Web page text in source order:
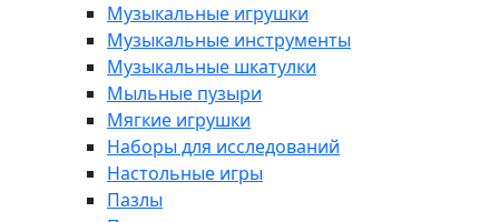
Музыкальные игрушки
Музыкальные инструменты
Музыкальные шкатулки
Мыльные пузыри
Мягкие игрушки
Наборы для исследований
Настольные игры
Пазлы